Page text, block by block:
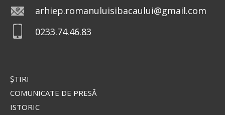
arhiep.romanuluisibacaului@gmail.com
0233.74.46.83
ŞTIRI
COMUNICATE DE PRESĂ
ISTORIC